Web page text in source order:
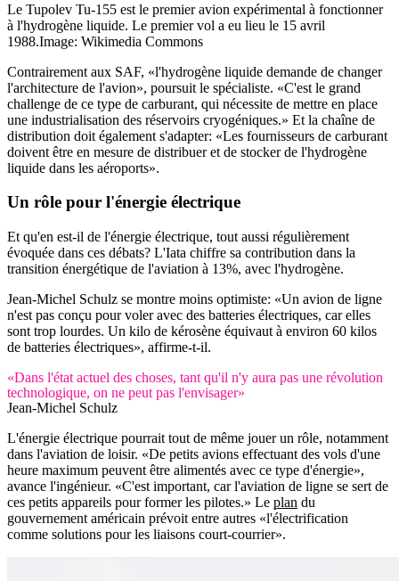
Le Tupolev Tu-155 est le premier avion expérimental à fonctionner
à l'hydrogène liquide. Le premier vol a eu lieu le 15 avril
1988.Image: Wikimedia Commons
Contrairement aux SAF, «l'hydrogène liquide demande de changer
l'architecture de l'avion», poursuit le spécialiste. «C'est le grand
challenge de ce type de carburant, qui nécessite de mettre en place
une industrialisation des réservoirs cryogéniques.» Et la chaîne de
distribution doit également s'adapter: «Les fournisseurs de carburant
doivent être en mesure de distribuer et de stocker de l'hydrogène
liquide dans les aéroports».
Un rôle pour l'énergie électrique
Et qu'en est-il de l'énergie électrique, tout aussi régulièrement
évoquée dans ces débats? L'Iata chiffre sa contribution dans la
transition énergétique de l'aviation à 13%, avec l'hydrogène.
Jean-Michel Schulz se montre moins optimiste: «Un avion de ligne
n'est pas conçu pour voler avec des batteries électriques, car elles
sont trop lourdes. Un kilo de kérosène équivaut à environ 60 kilos
de batteries électriques», affirme-t-il.
«Dans l'état actuel des choses, tant qu'il n'y aura pas une révolution
technologique, on ne peut pas l'envisager»
Jean-Michel Schulz
L'énergie électrique pourrait tout de même jouer un rôle, notamment
dans l'aviation de loisir. «De petits avions effectuant des vols d'une
heure maximum peuvent être alimentés avec ce type d'énergie»,
avance l'ingénieur. «C'est important, car l'aviation de ligne se sert de
ces petits appareils pour former les pilotes.» Le plan du
gouvernement américain prévoit entre autres «l'électrification
comme solutions pour les liaisons court-courrier».